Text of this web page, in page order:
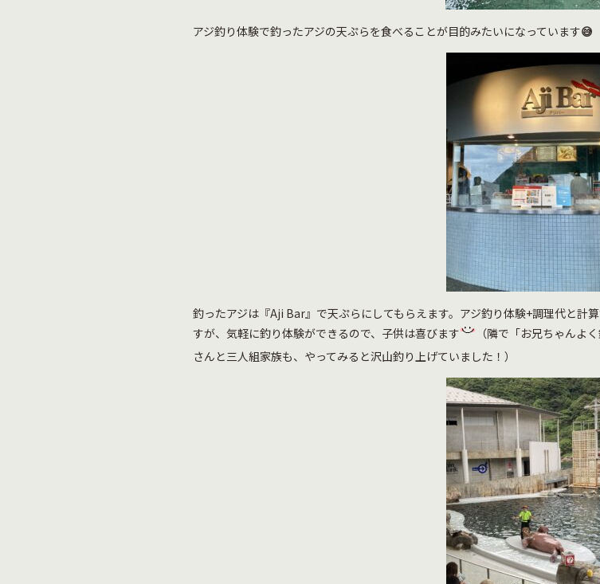
アジ釣り体験で釣ったアジの天ぷらを食べることが目的みたいになっています😅
釣ったアジは『Aji Bar』で天ぷらにしてもらえます。アジ釣り体験+調理代と計
すが、気軽に釣り体験ができるので、子供は喜びます
（隣で「お兄ちゃんよ
さんと三人組家族も、やってみると沢山釣り上げていました！）